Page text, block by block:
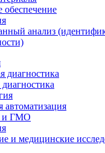
анализ
диагностика
автоматизация
и ГМО
и медицинские